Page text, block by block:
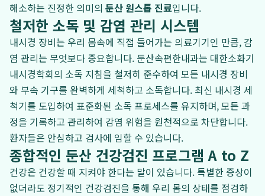
해소하는 진정한 의미의 둔산 원스톱 진료입니다.
철저한 소독 및 감염 관리 시스템
내시경 장비는 우리 몸속에 직접 들어가는 의료기기인 만큼, 감
염 관리는 무엇보다 중요합니다. 둔산속편한내과는 대한소화기
내시경학회의 소독 지침을 철저히 준수하여 모든 내시경 장비
와 부속 기구를 완벽하게 세척하고 소독합니다. 최신 내시경 세
척기를 도입하여 표준화된 소독 프로세스를 유지하며, 모든 과
정을 기록하고 관리하여 감염 위험을 원천적으로 차단합니다.
환자들은 안심하고 검사에 임할 수 있습니다.
종합적인 둔산 건강검진 프로그램 A to Z
건강은 건강할 때 지켜야 한다는 말이 있습니다. 특별한 증상이
없더라도 정기적인 건강검진을 통해 우리 몸의 상태를 점검하